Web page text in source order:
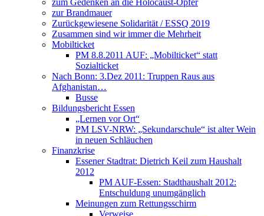
zum Gedenken an die Holocaust-Opfer
zur Brandmauer
Zurückgewiesene Solidarität / ESSQ 2019
Zusammen sind wir immer die Mehrheit
Mobilticket
PM 8.8.2011 AUF: „Mobilticket“ statt
Sozialticket
Nach Bonn: 3.Dez 2011: Truppen Raus aus
Afghanistan…
Busse
Bildungsbericht Essen
„Lernen vor Ort“
PM LSV-NRW: „Sekundarschule“ ist alter Wein
in neuen Schläuchen
Finanzkrise
Essener Stadtrat: Dietrich Keil zum Haushalt
2012
PM AUF-Essen: Stadthaushalt 2012:
Entschuldung unumgänglich
Meinungen zum Rettungsschirm
Verweise